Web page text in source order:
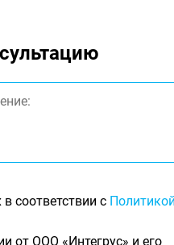
соответствии с Политикой
от ООО «Интегрус» и его